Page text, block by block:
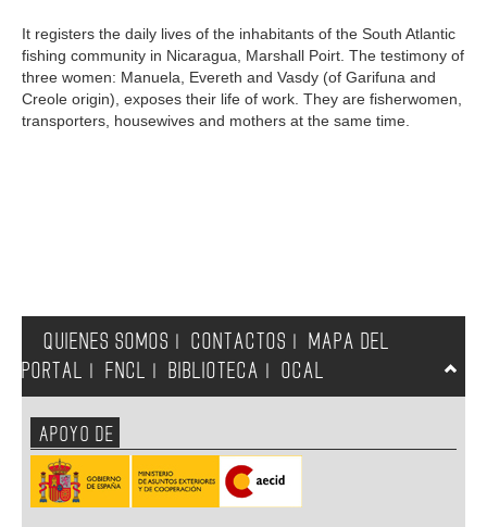
It registers the daily lives of the inhabitants of the South Atlantic
fishing community in Nicaragua, Marshall Poirt. The testimony of
three women: Manuela, Evereth and Vasdy (of Garifuna and
Creole origin), exposes their life of work. They are fisherwomen,
transporters, housewives and mothers at the same time.
QUIENES SOMOS CONTACTOS
MAPA DEL
PORTAL
FNCL BIBLIOTECA OCAL
APOYO DE